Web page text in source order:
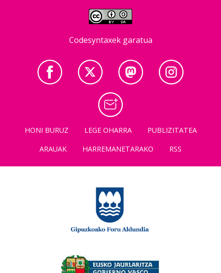
Codesyntaxek garatua
HONI BURUZ LEGE OHARRA
PUBLIZITATEA
ARAUAK
HARREMANETARAKO RSS